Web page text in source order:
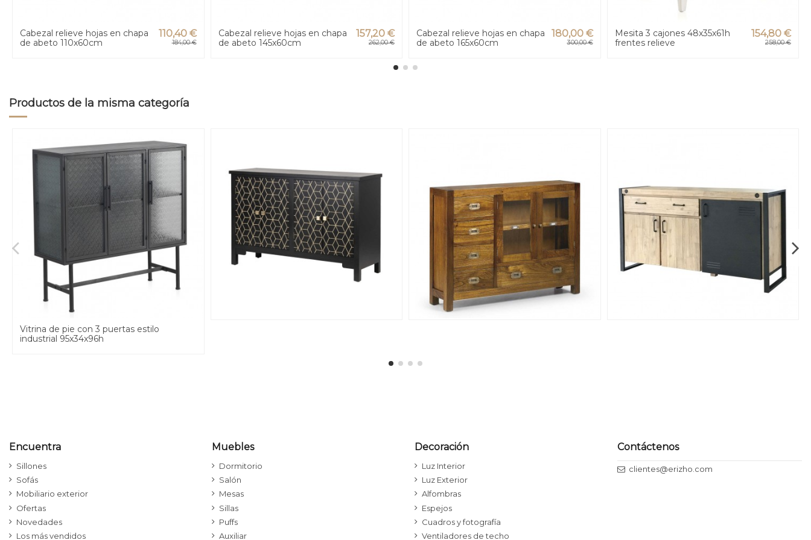
Cabezal relieve hojas en chapa
de abeto 110x60cm
110,40 €
184,00 €
Cabezal relieve hojas en chapa
de abeto 145x60cm
157,20 €
262,00 €
Cabezal relieve hojas en chapa
de abeto 165x60cm
180,00 €
300,00 €
Mesita 3 cajones 48x35x61h
frentes relieve
154,80 €
258,00 €
Productos de la misma categoría
Vitrina de pie con 3 puertas estilo
industrial 95x34x96h
Encuentra
Sillones
Sofás
Mobiliario exterior
Ofertas
Novedades
Los más vendidos
Muebles
Dormitorio
Salón
Mesas
Sillas
Puffs
Auxiliar
Decoración
Luz Interior
Luz Exterior
Alfombras
Espejos
Cuadros y fotografía
Ventiladores de techo
Contáctenos
clientes@erizho.com